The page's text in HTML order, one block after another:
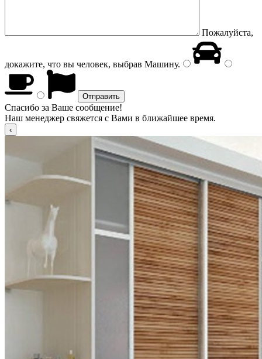
Пожалуйста,
докажите, что вы человек, выбрав Машину.
Спасибо за Ваше сообщение!
Наш менеджер свяжется с Вами в ближайшее время.